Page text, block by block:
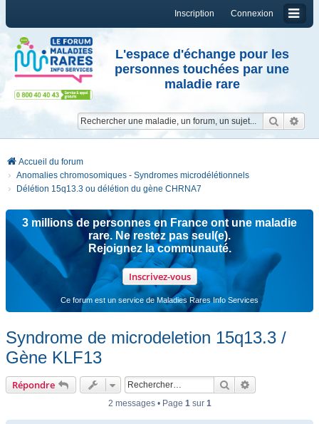
Connexion
Inscription
L'espace d'échange pour les
personnes touchées par une
maladie rare
Accueil du forum
Anomalies chromosomiques - Syndromes microdélétionnels
Délétion 15q13.3 ou délétion du gène CHRNA7
3 millions de personnes en France ont une maladie
rare. Ne restez pas seul(e).
Rejoignez la communauté.
Inscrivez-vous
Ce forum est un service de Maladies Rares Info Services
Syndrome de microdeletion 15q13.3 /
Gène KLF13
Répondre Rechercher
2 messages • Page 1sur 1